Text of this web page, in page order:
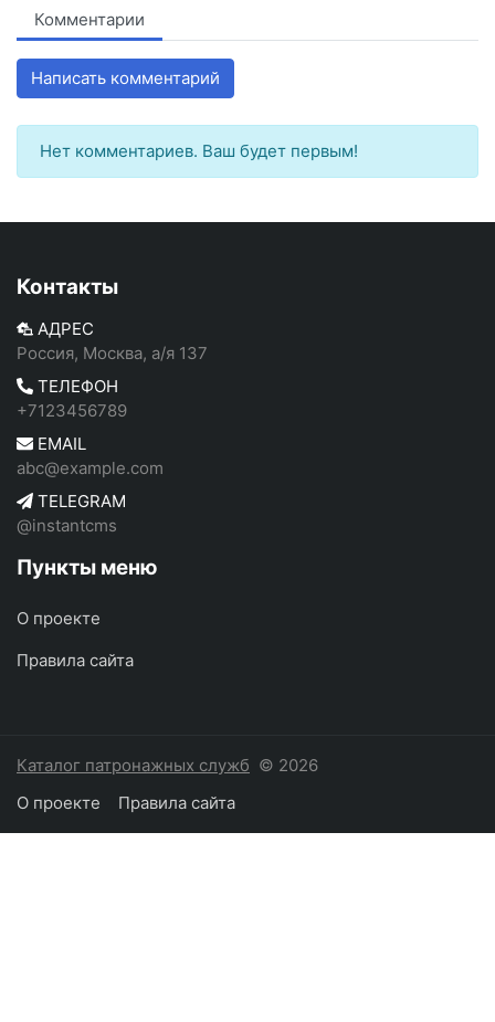
Комментарии
Написать комментарий
Нет комментариев. Ваш будет первым!
Контакты
АДРЕС
Россия, Москва, а/я 137
ТЕЛЕФОН
+7123456789
EMAIL
abc@example.com
TELEGRAM
@instantcms
Пункты меню
О проекте
Правила сайта
Каталог патронажных служб © 2026
О проекте
Правила сайта